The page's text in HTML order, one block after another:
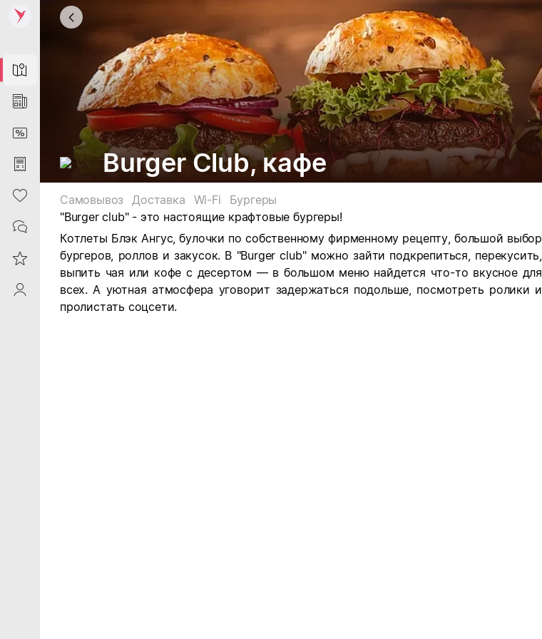
Map
News
DiscountCard
Purchases
Heart
Contacts
Reviews
ProfileSaby
Burger Club, кафе
Самовывоз Доставка Wi-Fi
Бургеры
"Burger club" - это настоящие крафтовые бургеры!
Котлеты Блэк Ангус, булочки по собственному фирменному рецепту, большой выбор
бургеров, роллов и закусок. В "Burger club" можно зайти подкрепиться, перекусить,
выпить чая или кофе с десертом — в большом меню найдется что-то вкусное для
всех. А уютная атмосфера уговорит задержаться подольше, посмотреть ролики и
пролистать соцсети.